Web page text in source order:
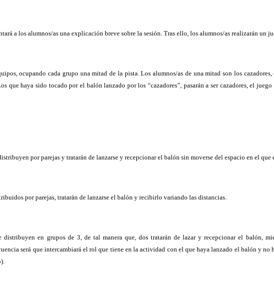
a los alumnos/as una explicación breve sobre la sesión. Tras ello, los alumnos/as realizarán un
ocupando cada grupo una mitad de la pista. Los alumnos/as de una mitad son los
que haya sido tocado por el balón lanzado por los “cazadores”, pasarán a ser cazadores, el
por parejas y tratarán de lanzarse y recepcionar el balón sin moverse del espacio en el que
por parejas, tratarán de lanzarse el balón y recibirlo variando las distancias.
distribuyen en grupos de 3, de tal manera que, dos tratarán de lazar y recepcionar el balón,
será que intercambiará el rol que tiene en la actividad con el que haya lanzado el balón y